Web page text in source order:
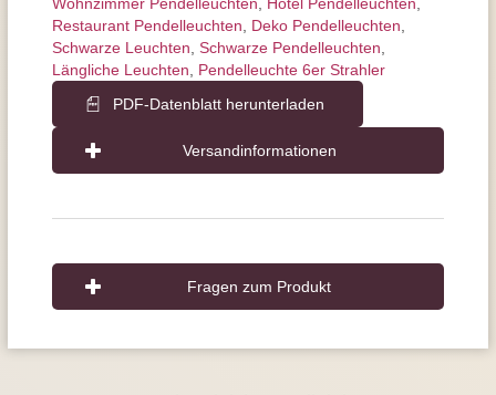
Restaurant Pendelleuchten
Deko Pendelleuchten
Schwarze Leuchten Schwarze Pendelleuchten
Längliche Leuchten
Pendelleuchte 6er Strahler
PDF-Datenblatt herunterladen
Versandinformationen
Fragen zum Produkt